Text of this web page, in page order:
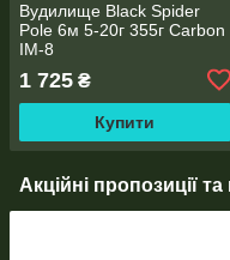
Вудилище Black Spider
Pole 6м 5-20г 355г Carbon
IM-8
1 725 ₴
Купити
Акційні пропозиції